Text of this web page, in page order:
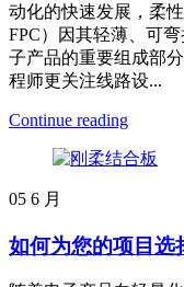
动化的快速发展，柔性
FPC）因其轻薄、可
子产品的重要组成部
程师更关注线路设...
Continue reading
05 6 月
如何为您的项目选